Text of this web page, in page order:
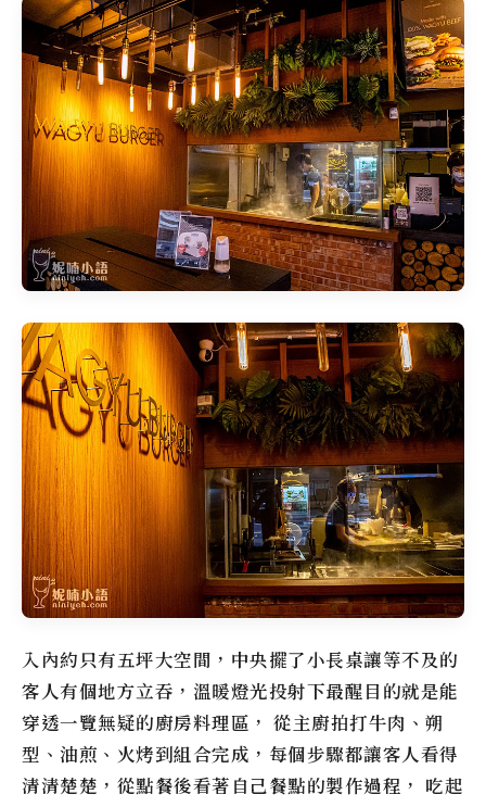
入內約只有五坪大空間，中央擺了小長桌讓等不及的
客人有個地方立吞，溫暖燈光投射下最醒目的就是能
穿透一覽無疑的廚房料理區， 從主廚拍打牛肉、朔
型、油煎、火烤到組合完成，每個步驟都讓客人看得
清清楚楚，從點餐後看著自己餐點的製作過程， 吃起